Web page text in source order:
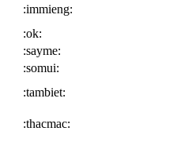
:immieng:
:ok:
:sayme:
:somui:
:tambiet:
:thacmac: